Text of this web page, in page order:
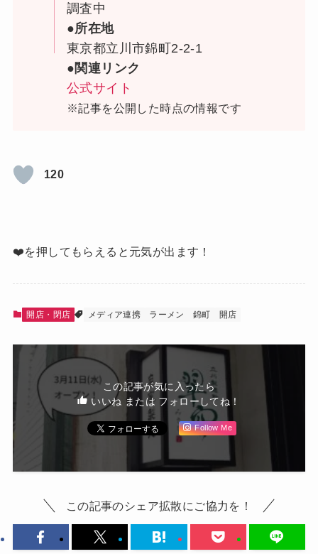
調査中
●所在地
東京都立川市錦町2-2-1
●関連リンク
公式サイト
※記事を公開した時点の情報です
120
❤️を押してもらえると元気が出ます！
開店・閉店 メディア連携 ラーメン 錦町 開店
この記事が気に入ったら
いいね または フォローしてね！
Follow Me
この記事のシェア拡散にご協力を！